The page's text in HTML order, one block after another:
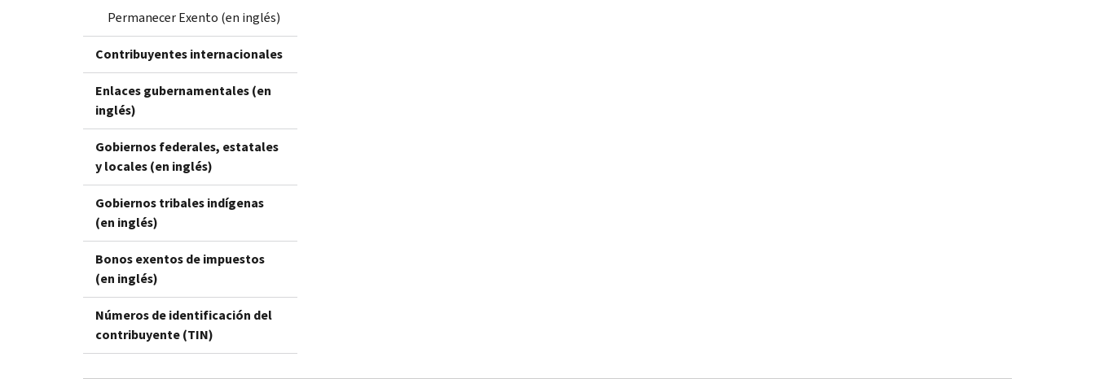
Permanecer Exento (en inglés)
Contribuyentes internacionales
Enlaces gubernamentales (en
inglés)
Gobiernos federales, estatales
y locales (en inglés)
Gobiernos tribales indígenas
(en inglés)
Bonos exentos de impuestos
(en inglés)
Números de identificación del
contribuyente (TIN)